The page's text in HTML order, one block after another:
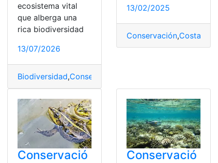
ecosistema vital
que alberga una
rica biodiversidad
13/07/2026
Biodiversidad,Conservación
13/02/2025
Conservación,Costa
Conservació
Conservació